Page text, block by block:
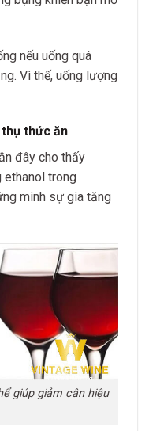
nếu uống quá
Vì thế, uống lượng
thụ thức ăn
đây cho thấy
ethanol trong
minh sự gia tăng
giúp giảm cân hiệu